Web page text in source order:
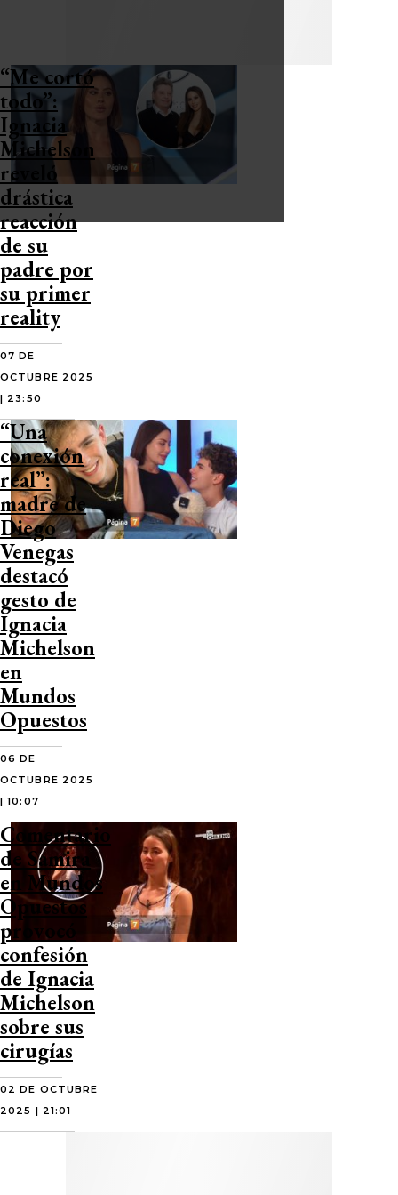
“Me cortó
todo”:
Ignacia
Michelson
reveló
drástica
reacción
de su
padre por
su primer
reality
07 DE
OCTUBRE 2025
| 23:50
“Una
conexión
real”:
madre de
Diego
Venegas
destacó
gesto de
Ignacia
Michelson
en
Mundos
Opuestos
06 DE
OCTUBRE 2025
| 10:07
Comentario
de Samira
en Mundos
Opuestos
provocó
confesión
de Ignacia
Michelson
sobre sus
cirugías
02 DE OCTUBRE
2025 | 21:01